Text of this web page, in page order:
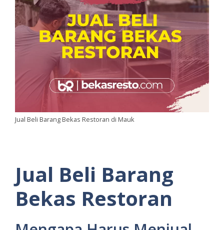
Jual Beli Barang Bekas Restoran di Mauk
Jual Beli Barang
Bekas Restoran